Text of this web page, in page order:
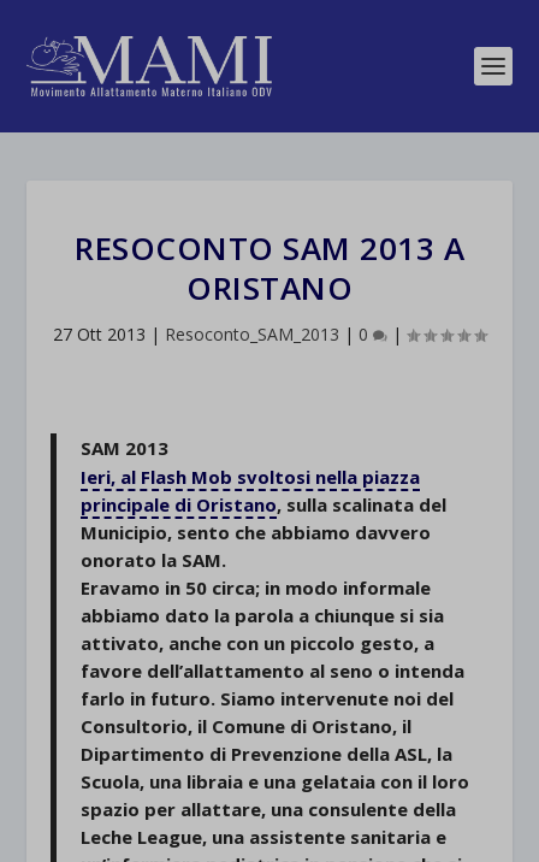
RESOCONTO SAM 2013 A
ORISTANO
27 Ott 2013 | Resoconto_SAM_2013 | 0 |
SAM 2013
Ieri, al Flash Mob svoltosi nella piazza
principale di Oristano, sulla scalinata del
Municipio, sento che abbiamo davvero
onorato la SAM.
Eravamo in 50 circa; in modo informale
abbiamo dato la parola a chiunque si sia
attivato, anche con un piccolo gesto, a
favore dell’allattamento al seno o intenda
farlo in futuro. Siamo intervenute noi del
Consultorio, il Comune di Oristano, il
Dipartimento di Prevenzione della ASL, la
Scuola, una libraia e una gelataia con il loro
spazio per allattare, una consulente della
Leche League, una assistente sanitaria e